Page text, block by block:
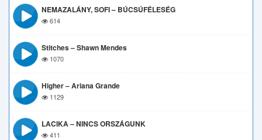
NEMAZALÁNY, SOFI – BÚCSÚFÉLESÉG
614
Stitches – Shawn Mendes
1070
Higher – Ariana Grande
1129
LACIKA – NINCS ORSZÁGUNK
411